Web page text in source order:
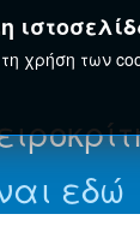
χρήση των
εδώ